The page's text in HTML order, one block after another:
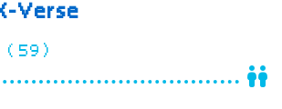
Verse
(59)